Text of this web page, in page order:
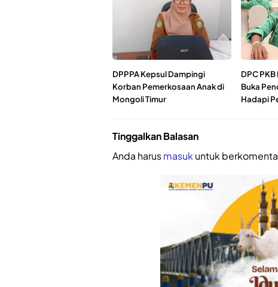
DPPPA Kepsul Dampingi
Korban Pemerkosaan Anak di
Mongoli Timur
DPC
Buka
Hadapi
Tinggalkan Balasan
Anda harusmasukuntuk